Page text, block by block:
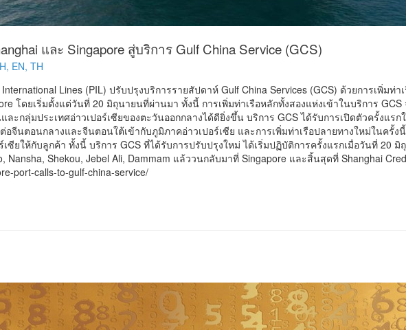
และ Singapore สู่บริการ Gulf China Service (GCS)
, EN,TH
International Lines (PIL) ปรับปรุงบริการรายสัปดาห์ Gulf China Services (GCS) ด้วยการเพิ่มท่
โดยเริ่มตั้งแต่วันที่ 20 มิถุนายนที่ผ่านมา ทั้งนี้ การเพิ่มท่าเรือหลักทั้งสองแห่งเข้าในบริการ
ละกลุ่มประเทศอ่าวเปอร์เซียของตะวันออกกลางได้ดียิ่งขึ้น บริการ GCS ได้รับการเปิดตัวครั้งแร
อจีนตอนกลางและจีนตอนใต้เข้ากับภูมิภาคอ่าวเปอร์เซีย และการเพิ่มท่าเรือปลายทางใหม่ในครั้
เซียให้กับลูกค้า ทั้งนี้ บริการ GCS ที่ได้รับการปรับปรุงใหม่ ได้เริ่มปฏิบัติการครั้งแรกเมื่อวันที่ 20
Nansha, Shekou, Jebel Ali, Dammam แล้ววนกลับมาที่ Singapore และสิ้นสุดที่ Shanghai
port-calls-to-gulf-china-service/